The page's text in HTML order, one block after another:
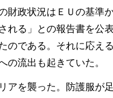
財政状況はＥＵの基準
れる」との報告書を公
のである。それに応え
の流出も起きていた。
アを襲った。防護服が